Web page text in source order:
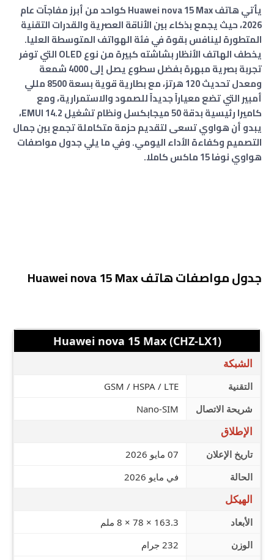
يأتي هاتف Huawei nova 15 Max كواحد من أبرز مفاجآت عام
2026، حيث يجمع بذكاء بين الأناقة العصرية والقدرات التقنية
المتطورة لينافس بقوة في فئة الهواتف المتوسطة العليا.
يخطف الهاتف الأنظار بشاشته كبيرة من نوع OLED التي توفر
تجربة بصرية مبهرة بفضل سطوع يصل إلى 4000 شمعة
ومعدل تحديث 120 هرتز، مع بطارية قوية بسعة 8500 مللي
أمبير التي تضع معياراً جديداً للصمود والاستمرارية، ومع
كاميرا رئيسية بدقة 50 ميجابكسل ونظام تشغيل EMUI 14.2،
يبدو أن هواوي تسعى لتقديم حزمة متكاملة تجمع بين جمال
التصميم وكفاءة الأداء اليومي. وفي ما يلي جدول مواصفات
هواوي نوفا 15 ماكس كاملا.
جدول مواصفات هاتف Huawei nova 15 Max
Huawei nova 15 Max (CHZ-LX1)
الشبكة
التقنية
GSM / HSPA / LTE
شريحة الاتصال
Nano-SIM
الإطلاق
تاريخ الإعلان
07 مايو 2026
الحالة
في مايو 2026
الهيكل
الأبعاد
163.3 × 78 × 8 ملم
الوزن
232 جرام